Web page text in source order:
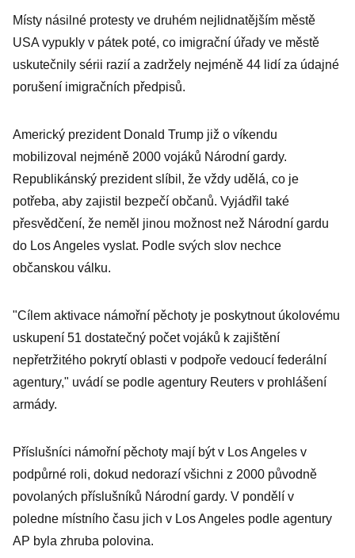
Místy násilné protesty ve druhém nejlidnatějším městě
USA vypukly v pátek poté, co imigrační úřady ve městě
uskutečnily sérii razií a zadržely nejméně 44 lidí za údajné
porušení imigračních předpisů.
Americký prezident Donald Trump již o víkendu
mobilizoval nejméně 2000 vojáků Národní gardy.
Republikánský prezident slíbil, že vždy udělá, co je
potřeba, aby zajistil bezpečí občanů. Vyjádřil také
přesvědčení, že neměl jinou možnost než Národní gardu
do Los Angeles vyslat. Podle svých slov nechce
občanskou válku.
"Cílem aktivace námořní pěchoty je poskytnout úkolovému
uskupení 51 dostatečný počet vojáků k zajištění
nepřetržitého pokrytí oblasti v podpoře vedoucí federální
agentury," uvádí se podle agentury Reuters v prohlášení
armády.
Příslušníci námořní pěchoty mají být v Los Angeles v
podpůrné roli, dokud nedorazí všichni z 2000 původně
povolaných příslušníků Národní gardy. V pondělí v
poledne místního času jich v Los Angeles podle agentury
AP byla zhruba polovina.